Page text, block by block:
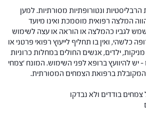
ונטורופתיות מסורתיות. למען
המלצה רפואית מוסמכת ואינו מיועד
לגביו כהמלצה או הוראה או עצה לשימוש
כלשהי, ואין בו תחליף לייעוץ רפואי פרטני או
ילדים, אנשים החולים במחלות כרוניות
יש להיוועץ ברופא לפני השימוש. המונח 'צמחי
ברפואת הצמחים המסורתית.
צמחים בודדים ולא נבדקו